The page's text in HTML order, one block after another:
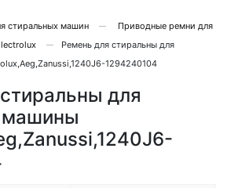
стиральных машин
Приводные ремни для
Ремень для стиральны для
1294240104
для
машины